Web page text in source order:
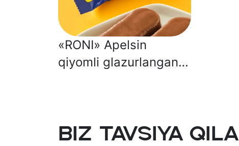
«RONI» Apelsin
qiyomli glazurlangan
Biz tavsiya